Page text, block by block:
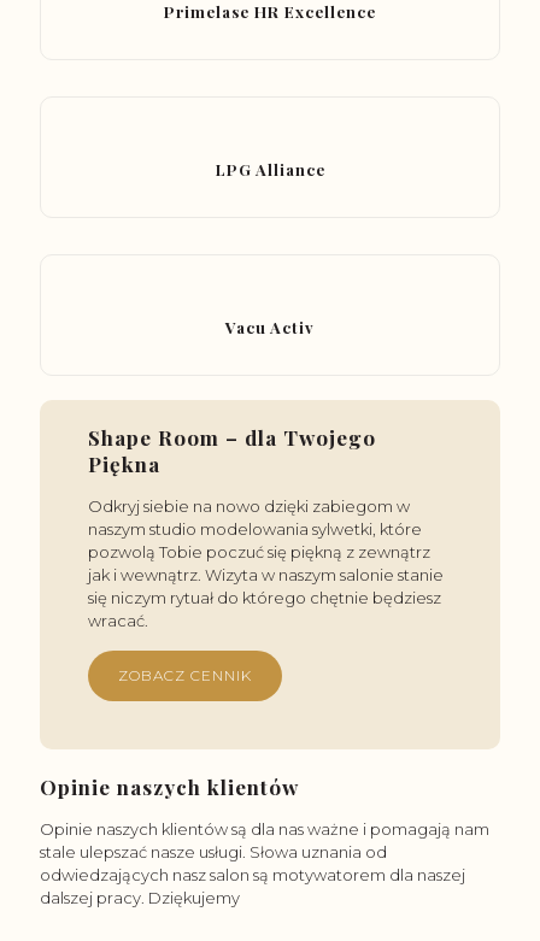
Primelase HR Excellence
LPG Alliance
Vacu Activ
Shape Room – dla Twojego
Piękna
Odkryj siebie na nowo dzięki zabiegom w
naszym studio modelowania sylwetki, które
pozwolą Tobie poczuć się piękną z zewnątrz
jak i wewnątrz. Wizyta w naszym salonie stanie
się niczym rytuał do którego chętnie będziesz
wracać.
ZOBACZ CENNIK
Opinie naszych klientów
Opinie naszych klientów są dla nas ważne i pomagają nam
stale ulepszać nasze usługi. Słowa uznania od
odwiedzających nasz salon są motywatorem dla naszej
dalszej pracy. Dziękujemy